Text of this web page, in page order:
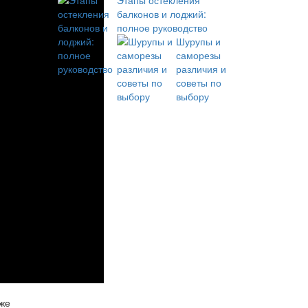
балконов и лоджий:
полное руководство
Шурупы и
саморезы
различия и
советы по
выбору